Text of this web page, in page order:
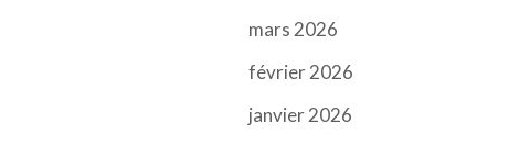
mars 2026
février 2026
janvier 2026